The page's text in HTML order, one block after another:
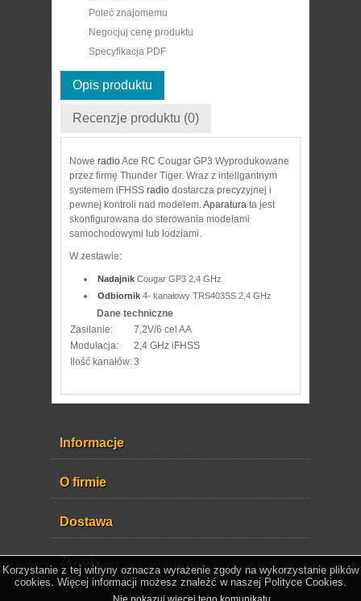
Poleć znajomemu
Negocjuj cenę produktu
Specyfikacja PDF
Opis produktu
Recenzje produktu (0)
Nowe radioAce RC Cougar GP3 Wyprodukowane
przez firmę Thunder Tiger. Wraz z inteligantnym
systemem iFHSS radio dostarcza precyzyjnej i
pewnej kontroli nad modelem.Aparatura ta jest
skonfigurowana do sterowania modelami
samochodowymi lub łodziami.
W zestawie:
Nadajnik Cougar GP3 2,4 GHz
Odbiornik 4- kanałowy TRS403SS 2,4 GHz
Dane techniczne
Zasilanie:
7,2V/6 cel AA
Modulacja:
2,4 GHz iFHSS
Ilość kanałów:3
Informacje
O firmie
Dostawa
Zwroty
Korzystanie z tej witryny oznacza wyrażenie zgody na wykorzystanie plików
cookies. Więcej informacji możesz znaleźć w naszej Polityce Cookies.